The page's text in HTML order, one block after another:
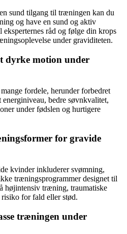
sund tilgang til træningen kan du
og have en sund og aktiv
råd og følge din krops
under graviditeten.
dyrke motion under
fordele, herunder forbedret
bedre søvnkvalitet,
under fødslen og hurtigere
for gravide
kvinder inkluderer svømning,
træningsprogrammer designet til
højintensiv træning, traumatiske
for fald eller stød.
træningen under